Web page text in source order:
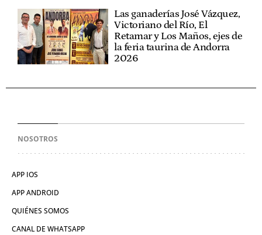
Las ganaderías José Vázquez,
Victoriano del Río, El
Retamar y Los Maños, ejes de
la feria taurina de Andorra
2026
NOSOTROS
APP IOS
APP ANDROID
QUIÉNES SOMOS
CANAL DE WHATSAPP